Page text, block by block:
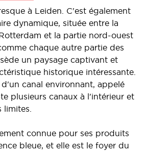
à Leiden. C'est également
dynamique, située entre la
et la partie nord-ouest
chaque autre partie des
un paysage captivant et
historique intéressante.
canal environnant, appelé
plusieurs canaux à l'intérieur et
limites.
connue pour ses produits
bleue, et elle est le foyer du